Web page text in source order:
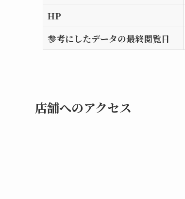
HP
参考にしたデータの最終閲覧日
店舗へのアクセス